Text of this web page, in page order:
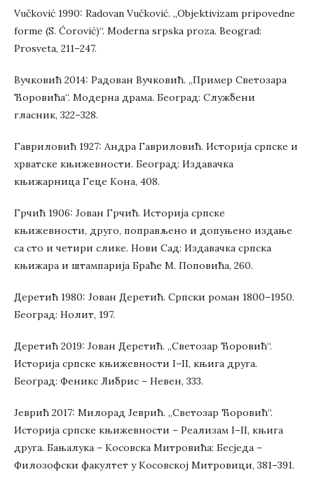
Vučković 1990: Radovan Vučković. „Objektivizam pripovedne
forme (S. Ćorović)“. Moderna srpska proza. Beograd:
Prosveta, 211–247.
Вучковић 2014: Радован Вучковић. „Пример Светозара
Ћоровића“. Модерна драма. Београд: Службени
гласник, 322–328.
Гавриловић 1927: Андра Гавриловић. Историја српске и
хрватске књижевности. Београд: Издавачка
књижарница Геце Кона, 408.
Грчић 1906: Јован Грчић. Историја српске
књижевности, друго, поправљено и допуњено издање
са сто и четири слике. Нови Сад: Издавачка српска
књижара и штампарија Браће М. Поповића, 260.
Деретић 1980: Јован Деретић. Српски роман 1800–1950.
Београд: Нолит, 197.
Деретић 2019: Јован Деретић. „Светозар Ћоровић“.
Историја српске књижевности I–II, књига друга.
Београд: Феникс Либрис – Невен, 333.
Јеврић 2017: Милорад Јеврић. „Светозар Ћоровић“.
Историја српске књижевности – Реализам I–II, књига
друга. Бањалука – Косовска Митровића: Бесједа –
Филозофски факултет у Косовској Митровици, 381–391.